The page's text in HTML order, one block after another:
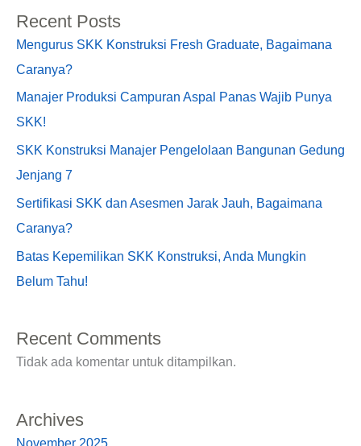
Recent Posts
Mengurus SKK Konstruksi Fresh Graduate, Bagaimana
Caranya?
Manajer Produksi Campuran Aspal Panas Wajib Punya
SKK!
SKK Konstruksi Manajer Pengelolaan Bangunan Gedung
Jenjang 7
Sertifikasi SKK dan Asesmen Jarak Jauh, Bagaimana
Caranya?
Batas Kepemilikan SKK Konstruksi, Anda Mungkin
Belum Tahu!
Recent Comments
Tidak ada komentar untuk ditampilkan.
Archives
November 2025